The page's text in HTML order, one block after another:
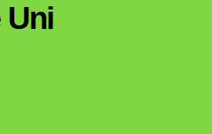
Uni